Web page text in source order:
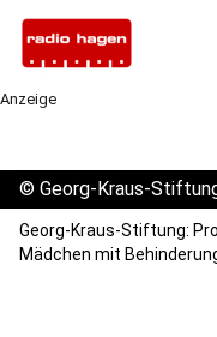
Anzeige
© Georg-Kraus-
Georg-Kraus-Stiftung:
Mädchen mit